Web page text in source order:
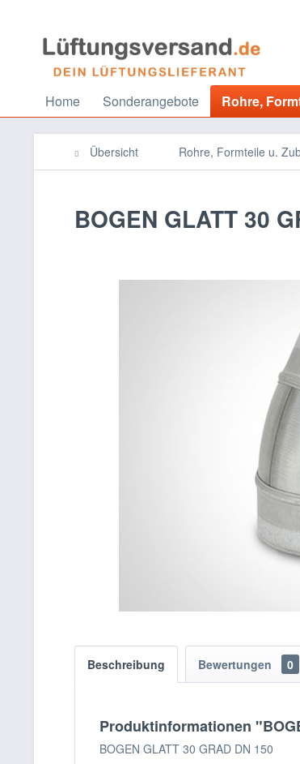
Home Sonderangebote Rohre,
Übersicht Rohre, Formteile u.
BOGEN GLATT 30
Beschreibung Bewertungen 0
Produktinformationen
BOGEN GLATT 30 GRAD DN 150